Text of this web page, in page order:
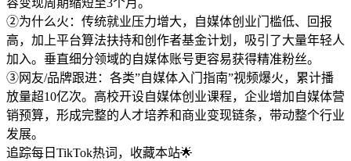
容变现周期缩短至3个月。
②为什么火：传统就业压力增大，自媒体创业门槛低、回报
高，加上平台算法扶持和创作者基金计划，吸引了大量年轻人
加入。垂直细分领域的自媒体账号更容易获得精准粉丝。
③网友/品牌跟进：各类”自媒体入门指南”视频爆火，累计播
放量超10亿次。高校开设自媒体创业课程，企业增加自媒体营
销预算，形成完整的人才培养和商业变现链条，带动整个行业
发展。
追踪每日TikTok热词，收藏本站🌟